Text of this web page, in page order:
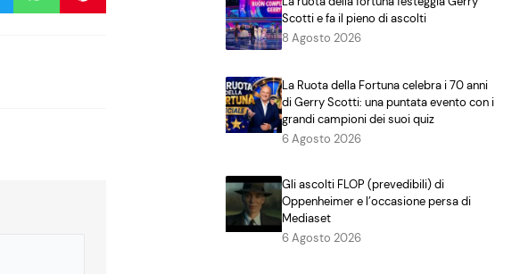
Scotti e fa il pieno di ascolti
8 Agosto 2026
La Ruota della Fortuna celebra i 70 anni
di Gerry Scotti: una puntata evento con i
grandi campioni dei suoi quiz
6 Agosto 2026
Gli ascolti FLOP (prevedibili) di
Oppenheimer e l’occasione persa di
Mediaset
6 Agosto 2026